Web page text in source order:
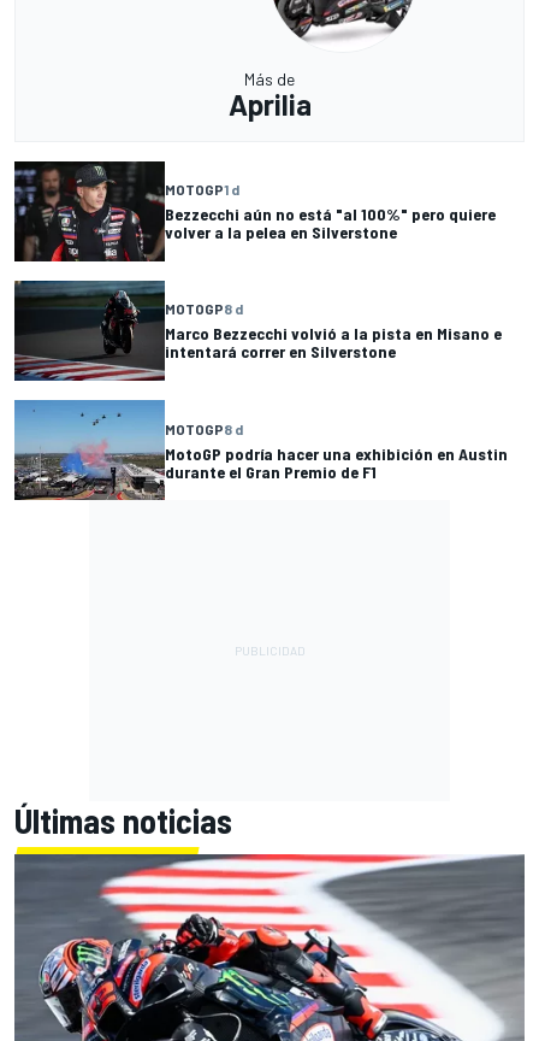
Más de
Aprilia
MOTOGP1 d
Bezzecchi aún no está "al 100%" pero quiere
volver a la pelea en Silverstone
MOTOGP8 d
Marco Bezzecchi volvió a la pista en Misano e
intentará correr en Silverstone
MOTOGP8 d
MotoGP podría hacer una exhibición en Austin
durante el Gran Premio de F1
Últimas noticias